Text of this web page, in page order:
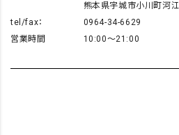
熊本県宇城市小川町河
tel/fax：
0964-34-6629
営業時間
10:00～21:00